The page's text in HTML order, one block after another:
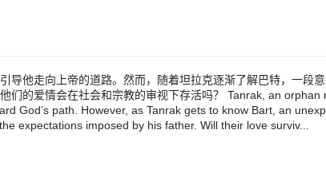
导他走向上帝的道路。然而，随着坦拉克逐渐了解巴特，一段
们的爱情会在社会和宗教的审视下存活吗？ Tanrak, an orphan
God’s path. However, as Tanrak gets to know Bart, an
expectations imposed by his father. Will their love surviv...